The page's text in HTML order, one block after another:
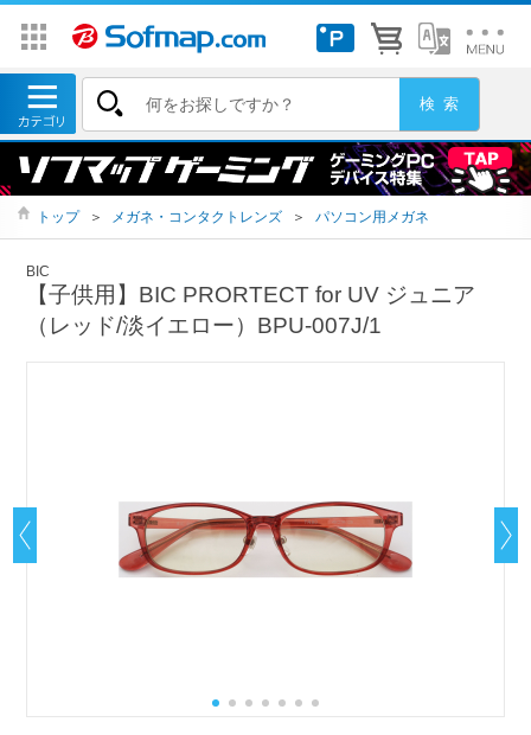
トップ ＞ メガネ・コンタクトレンズ ＞ パソコン用メガネ
BIC
【子供用】BIC PRORTECT for UV ジュニア
（レッド/淡イエロー）BPU-007J/1